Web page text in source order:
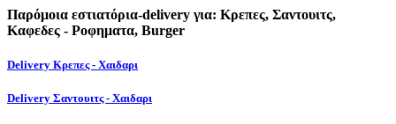
Παρόμοια εστιατόρια-delivery για: Κρεπες, Σαντουιτς,
Καφεδες - Ροφηματα, Burger
Delivery Κρεπες - Χαιδαρι
Delivery Σαντουιτς - Χαιδαρι